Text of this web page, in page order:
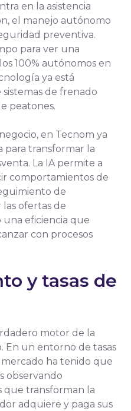
en la asistencia
el manejo autónomo
preventiva.
para ver una
100% autónomos en
ya está
sistemas de frenado
peatones.
en Tecnom ya
para transformar la
La IA permite a
comportamientos de
de
ofertas de
eficiencia que
con procesos
y tasas de
motor de la
En un entorno de tasas
ha tenido que
observando
que transforman la
adquiere y paga sus